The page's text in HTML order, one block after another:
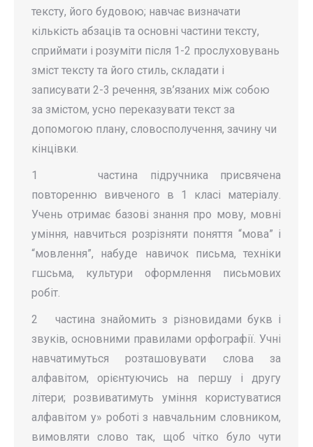
тексту, його будовою; навчає визначати
кількість абзаців та основні частини тексту,
сприймати і розуміти після 1-2 прослуховувань
зміст тексту та його стиль, складати і
записувати 2-3 речення, зв’язаних між собою
за змістом, усно переказувати текст за
допомогою плану, словосполучення, зачину чи
кінцівки.
1 частина підручника присвячена
повторенню вивченого в 1 класі матеріалу.
Учень отримає базові знання про мову, мовні
уміння, навчиться розрізняти поняття “мова” і
“мовлення”, набуде навичок письма, техніки
гшсьма, культури оформлення письмових
робіт.
2 частина знайомить з різновидами букв і
звуків, основними правилами орфографії. Учні
навчатимуться розташовувати слова за
алфавітом, орієнтуючись на першу і другу
літери; розвиватимуть уміння користува­тися
алфавітом у» роботі з навчальним словником,
вимовляти слово так, щоб чітко було чути